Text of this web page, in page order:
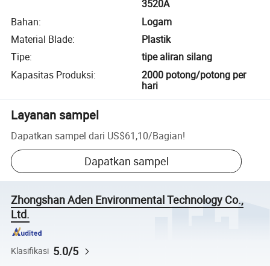
3520A
Bahan:
Logam
Material Blade:
Plastik
Tipe:
tipe aliran silang
Kapasitas Produksi:
2000 potong/potong per
hari
Layanan sampel
Dapatkan sampel dari US$61,10/Bagian!
Dapatkan sampel
Zhongshan Aden Environmental Technology Co.,
Ltd.
Klasifikasi 5.0/5